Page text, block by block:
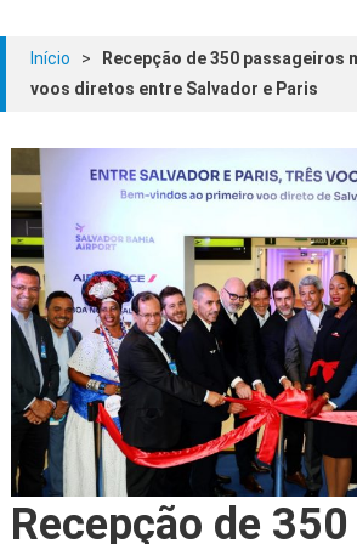
Início >
Recepção de 350 passageiros
voos diretos entre Salvador e Paris
Recepção de 350